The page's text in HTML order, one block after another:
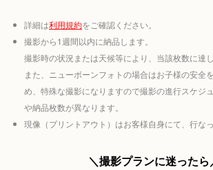
詳細は利用規約をご確認ください。
撮影から1週間以内に納品します。
撮影時の状況または天候等により、当該枚数に達
また、ニューボーンフォトの場合はお子様の安全
め、特殊な撮影になりますので撮影の進行スケジ
や納品枚数が異なります。
現像（プリントアウト）はお客様自身にて、行な
＼撮影プランに迷ったら